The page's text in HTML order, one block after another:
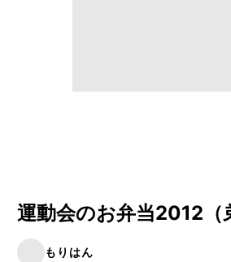
運動会のお弁当2012
もりはん